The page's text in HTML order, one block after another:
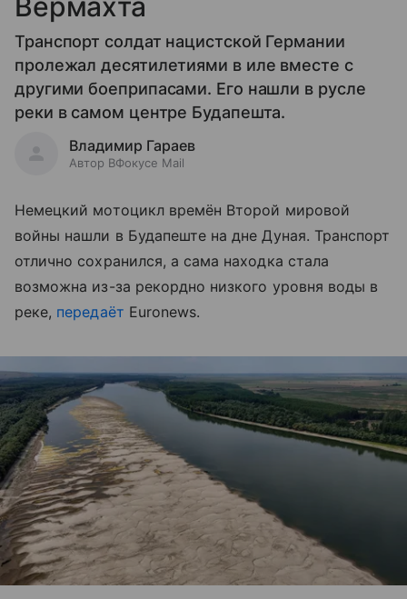
Транспорт солдат нацистской Германии
пролежал десятилетиями в иле вместе с
другими боеприпасами. Его нашли в русле
реки в самом центре Будапешта.
Владимир Гараев
Автор ВФокусе Mail
Немецкий мотоцикл времён Второй мировой
войны нашли в Будапеште на дне Дуная. Транспорт
отлично сохранился, а сама находка стала
возможна из-за рекордно низкого уровня воды в
реке, передаёт Euronews.